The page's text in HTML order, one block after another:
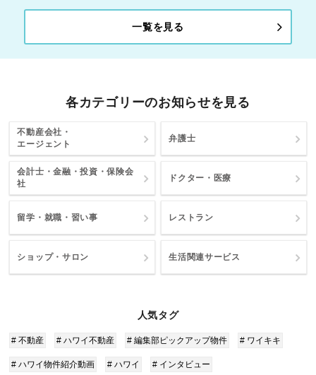
一覧を見る
各カテゴリーのお知らせを見る
不動産会社・
エージェント
弁護士
会計士・金融・投資・保険会
社
ドクター・医療
留学・就職・習い事 レストラン
ショップ・サロン 生活関連サービス
人気タグ
# 不動産 # ハワイ不動産 # 編集部ピックアップ物件 # ワイキキ
# ハワイ物件紹介動画 # ハワイ # インタビュー